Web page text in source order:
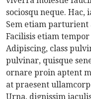
sociosqu neque. Hac,
Sem etiam
Facilisis etiam
Adipiscing, class
pulvinar, quisque
ornare proin aptent
at praesent
Urna, dignissim